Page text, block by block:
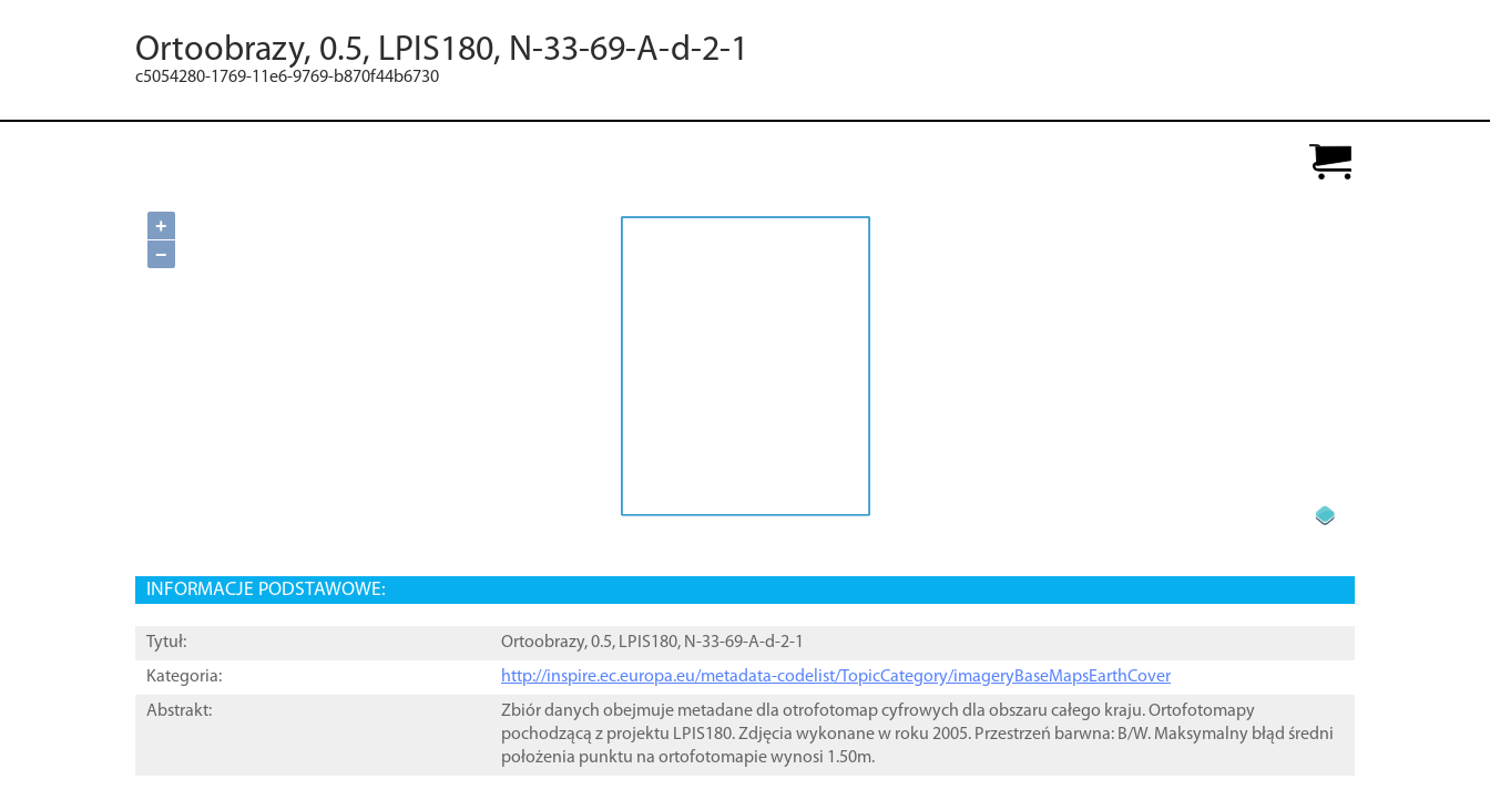
Ortoobrazy, 0.5, LPIS180, N-33-69-A-d-2-1
c5054280-1769-11e6-9769-b870f44b6730
+
−
INFORMACJE PODSTAWOWE:
Tytuł:
Ortoobrazy, 0.5, LPIS180, N-33-69-A-d-2-1
Kategoria:
http://inspire.ec.europa.eu/metadata-codelist/TopicCategory/imageryBaseMapsEarthCover
Abstrakt:
Zbiór danych obejmuje metadane dla otrofotomap cyfrowych dla obszaru całego kraju. Ortofotomapy
pochodzącą z projektu LPIS180. Zdjęcia wykonane w roku 2005. Przestrzeń barwna: B/W. Maksymalny błąd średni
położenia punktu na ortofotomapie wynosi 1.50m.